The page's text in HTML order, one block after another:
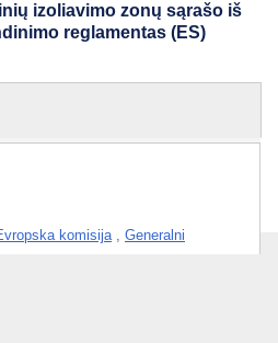
izoliavimo zonų sąrašo iš
reglamentas (ES)
komisija
Generalni
hrane
Evropske